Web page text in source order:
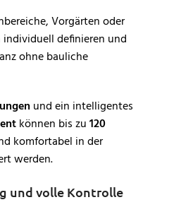
Vorgärten oder
individuell definieren und
ohne bauliche
und ein intelligentes
können bis zu120
komfortabel in der
werden.
und volle Kontrolle